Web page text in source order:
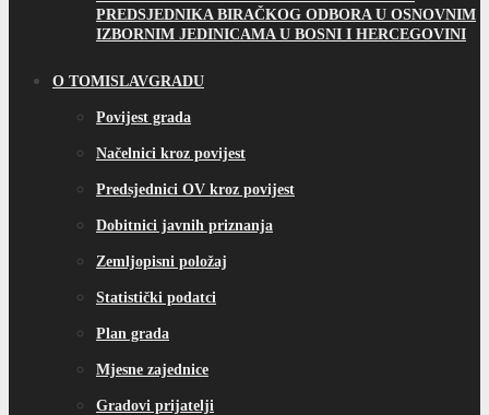
PREDSJEDNIKA BIRAČKOG ODBORA U OSNOVNIM
IZBORNIM JEDINICAMA U BOSNI I HERCEGOVINI
O TOMISLAVGRADU
Povijest grada
Načelnici kroz povijest
Predsjednici OV kroz povijest
Dobitnici javnih priznanja
Zemljopisni položaj
Statistički podatci
Plan grada
Mjesne zajednice
Gradovi prijatelji